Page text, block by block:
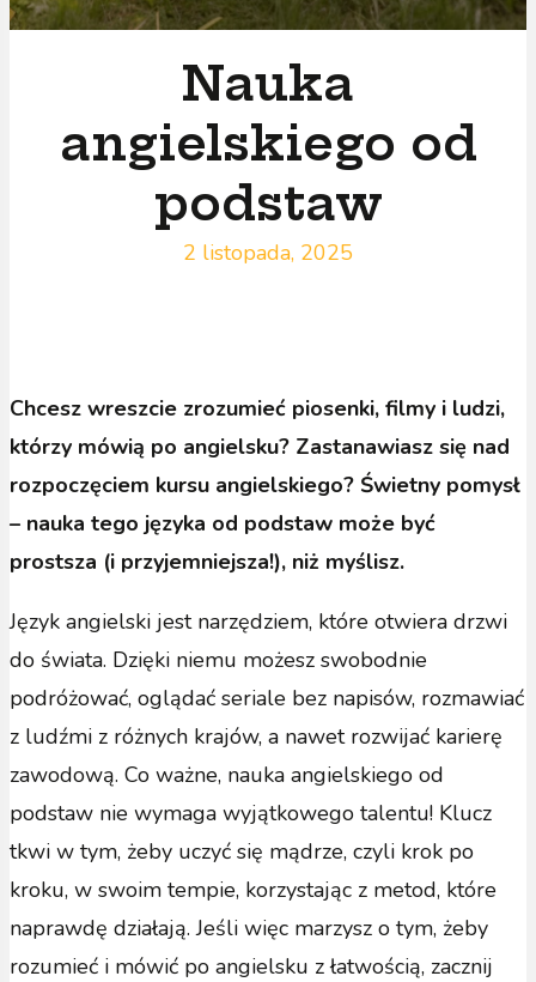
Nauka
angielskiego od
podstaw
2 listopada, 2025
Chcesz wreszcie zrozumieć piosenki, filmy i ludzi,
którzy mówią po angielsku? Zastanawiasz się nad
rozpoczęciem kursu angielskiego? Świetny pomysł
– nauka tego języka od podstaw może być
prostsza (i przyjemniejsza!), niż myślisz.
Język angielski jest narzędziem, które otwiera drzwi
do świata. Dzięki niemu możesz swobodnie
podróżować, oglądać seriale bez napisów, rozmawiać
z ludźmi z różnych krajów, a nawet rozwijać karierę
zawodową. Co ważne, nauka angielskiego od
podstaw nie wymaga wyjątkowego talentu! Klucz
tkwi w tym, żeby uczyć się mądrze, czyli krok po
kroku, w swoim tempie, korzystając z metod, które
naprawdę działają. Jeśli więc marzysz o tym, żeby
rozumieć i mówić po angielsku z łatwością, zacznij